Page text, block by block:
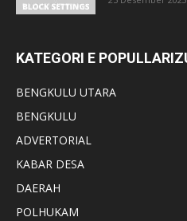
KATEGORI E
BENGKULU UTARA
BENGKULU
ADVERTORIAL
KABAR DESA
DAERAH
POLHUKAM